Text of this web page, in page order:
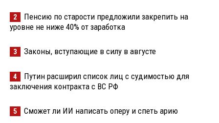
2
Пенсию по старости предложили закрепить на
уровне не ниже 40% от заработка
3 Законы, вступающие в силу в августе
4
Путин расширил список лиц с судимостью для
заключения контракта с ВС РФ
5 Сможет ли ИИ написать оперу и спеть арию